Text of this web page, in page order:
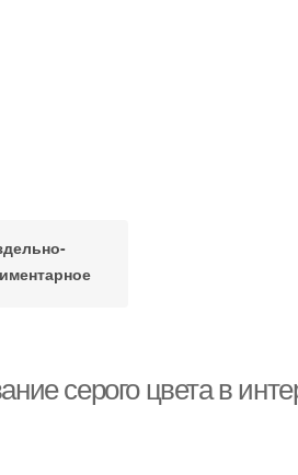
серого цвета в